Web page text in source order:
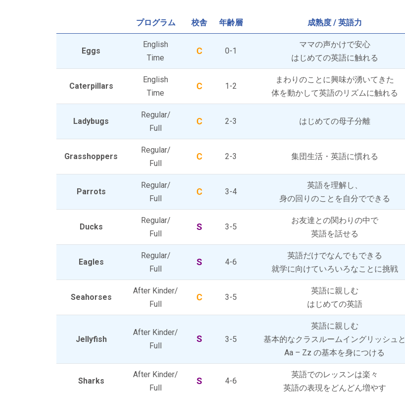
プログラム 校舎 年齢層 成熟度 / 英語力
Eggs
English
Time
C 0-1
ママの声かけで安心
はじめての英語に触れる
Caterpillars
English
Time
C 1-2
まわりのことに興味が湧いてきた
体を動かして英語のリズムに触れる
Ladybugs
Regular/
Full
C 2-3 はじめての母子分離
Grasshoppers
Regular/
Full
C 2-3 集団生活・英語に慣れる
Parrots
Regular/
Full
C 3-4
英語を理解し、
身の回りのことを自分でできる
Ducks
Regular/
Full
S 3-5
お友達との関わりの中で
英語を話せる
Eagles
Regular/
Full
S 4-6
英語だけでなんでもできる
就学に向けていろいろなことに挑戦
Seahorses
After Kinder/
Full
C 3-5
英語に親しむ
はじめての英語
Jellyfish
After Kinder/
Full
S 3-5
英語に親しむ
基本的なクラスルームイングリッシュと
Aa – Zz の基本を身につける
Sharks
After Kinder/
Full
S 4-6
英語でのレッスンは楽々
英語の表現をどんどん増やす